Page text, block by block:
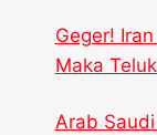
Geger!
Maka
Arab